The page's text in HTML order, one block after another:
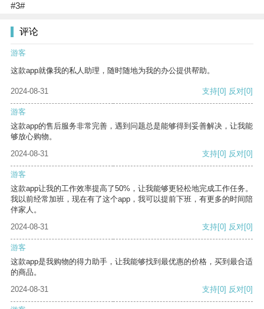
#3#
评论
游客
这款app就像我的私人助理，随时随地为我的办公提供帮助。
2024-08-31 支持[0] 反对[0]
游客
这款app的售后服务非常完善，遇到问题总是能够得到妥善解决，让我能
够放心购物。
2024-08-31
支持[0] 反对[0]
游客
这款app让我的工作效率提高了50%，让我能够更轻松地完成工作任务。
我以前经常加班，现在有了这个app，我可以提前下班，有更多的时间陪
伴家人。
2024-08-31
支持[0] 反对[0]
游客
这款app是我购物的得力助手，让我能够找到最优惠的价格，买到最合适
的商品。
2024-08-31
支持[0] 反对[0]